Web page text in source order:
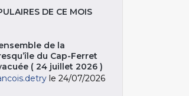
DE CE MOIS
de la
du Cap-Ferret
( 24 juillet 2026 )
le 24/07/2026